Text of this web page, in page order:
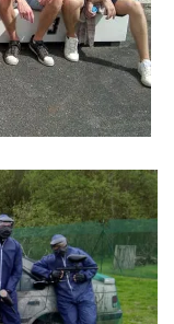
Rejoignez-